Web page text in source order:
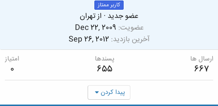
کاربر ممتاز
عضو جدید · ازتهران
عضویت Dec 22, 2009
آخرین بازدید Sep 26, 2012
ارسال ها
667
پسندها
655
امتیاز
0
پیدا کردن